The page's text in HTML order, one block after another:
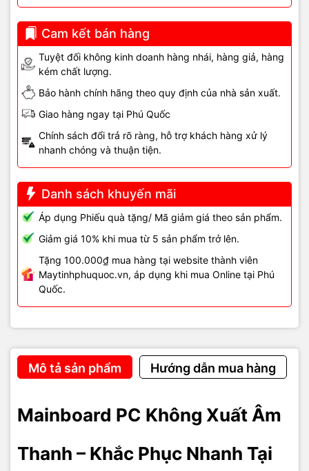
Cam kết bán hàng
Tuyệt đối không kinh doanh hàng nhái, hàng giả, hàng
kém chất lượng.
Bảo hành chính hãng theo quy định của nhà sản xuất.
Giao hàng ngay tại Phú Quốc
Chính sách đổi trả rõ ràng, hỗ trợ khách hàng xử lý
nhanh chóng và thuận tiện.
Danh sách khuyến mãi
Áp dụng Phiếu quà tặng/ Mã giảm giá theo sản phẩm.
Giảm giá 10% khi mua từ 5 sản phẩm trở lên.
Tặng 100.000₫ mua hàng tại website thành viên
Maytinhphuquoc.vn, áp dụng khi mua Online tại Phú
Quốc.
Mô tả sản phẩm Hướng dẫn mua hàng
Mainboard PC Không Xuất Âm
Thanh – Khắc Phục Nhanh Tại
kinh nghiệm và thiết bị chuẩn để tránh làm hỏng các linh kiện
khác.
Cam kết dịch vụ
- Sửa chữa nhanh chóng, chính xác, bảo vệ dữ liệu khách
hàng.
- Hỗ trợ tận nơi hoặc nhận máy tại trung tâm.
- Linh kiện thay thế chính hãng, bảo hành rõ ràng.
- Uy tín – Trung thực – Hiệu quả – Nhanh lấy liền.
Thông tin liên hệ
📍 Cơ sở 1: 121 Nguyễn Trung Trực, Khu phố 4, P. Dương Đông,
TP. Phú Quốc, Kiên Giang
📍 Cơ sở 2: 05 Hoàng Văn Thụ, Khu phố 5, P. Dương Đông, TP.
Phú Quốc, Kiên Giang
📞 Hotline tư vấn: 0908 249 891 – 02973 996 651
🧰 Kỹ thuật: 0968 900 202
💬 Báo giá linh kiện & thiết bị: 0939 676 502
Website: maytinhphuquoc.vn
Giờ làm việc:8:00 – 18:00 (Thứ 2 – Chủ Nhật, trừ ngày lễ)